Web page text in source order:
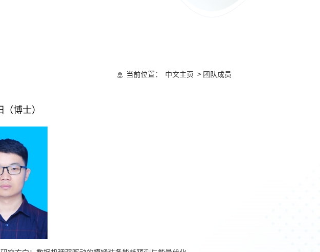
当前位置： 中文主页 > 团队成员
（博士）